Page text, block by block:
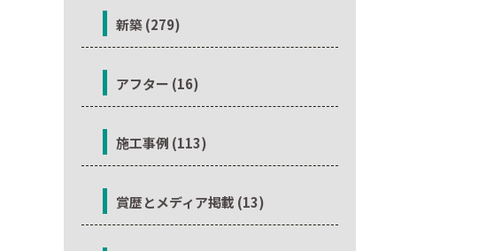
新築 (279)
アフター (16)
施工事例 (113)
賞歴とメディア掲載 (13)